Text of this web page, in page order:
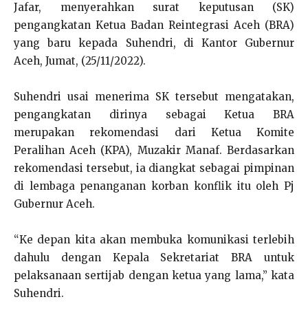
Jafar, menyerahkan surat keputusan (SK)
pengangkatan Ketua Badan Reintegrasi Aceh (BRA)
yang baru kepada Suhendri, di Kantor Gubernur
Aceh, Jumat, (25/11/2022).
Suhendri usai menerima SK tersebut mengatakan,
pengangkatan dirinya sebagai Ketua BRA
merupakan rekomendasi dari Ketua Komite
Peralihan Aceh (KPA), Muzakir Manaf. Berdasarkan
rekomendasi tersebut, ia diangkat sebagai pimpinan
di lembaga penanganan korban konflik itu oleh Pj
Gubernur Aceh.
“Ke depan kita akan membuka komunikasi terlebih
dahulu dengan Kepala Sekretariat BRA untuk
pelaksanaan sertijab dengan ketua yang lama,” kata
Suhendri.